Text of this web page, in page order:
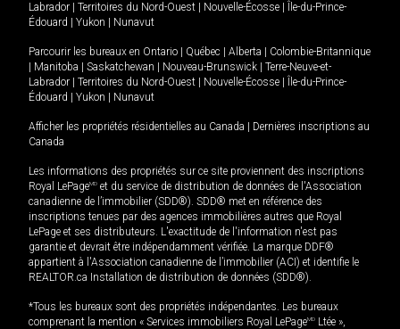
Labrador
Territoires du Nord-Ouest Nouvelle-Écosse
Île-du-Prince-
Édouard
Yukon Nunavut
Parcourir les bureaux en Ontario Québec Alberta
Colombie-Britannique
Manitoba Saskatchewan Nouveau-Brunswick
Terre-Neuve-et-
Labrador
Territoires du Nord-Ouest Nouvelle-Écosse
Île-du-Prince-
Édouard
Yukon Nunavut
Afficher les propriétés résidentielles au Canada
Dernières inscriptions au
Canada
Les informations des propriétés sur ce site proviennent des inscriptions
Royal LePageMD et du service de distribution de données de l'Association
canadienne de l’immobilier (SDD®). SDD® met en référence des
inscriptions tenues par des agences immobilières autres que Royal
LePage et ses distributeurs. L'exactitude de l'information n'est pas
garantie et devrait être indépendamment vérifiée. La marque DDF®
appartient à l'Association canadienne de l’immobilier (ACI) et identifie le
REALTOR.ca Installation de distribution de données (SDD®).
*Tous les bureaux sont des propriétés indépendantes. Les bureaux
comprenant la mention « Services immobiliers Royal LePageMD Ltée »,